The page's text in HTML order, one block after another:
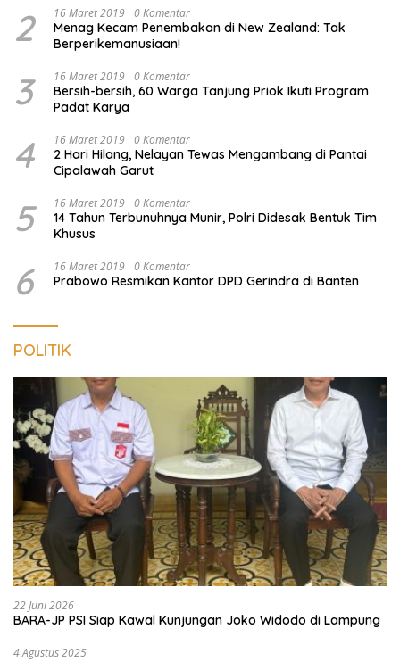
2 16 Maret 2019 0 Komentar
Menag Kecam Penembakan di New Zealand: Tak
Berperikemanusiaan!
3 16 Maret 2019 0 Komentar
Bersih-bersih, 60 Warga Tanjung Priok Ikuti Program
Padat Karya
4 16 Maret 2019 0 Komentar
2 Hari Hilang, Nelayan Tewas Mengambang di Pantai
Cipalawah Garut
5 16 Maret 2019 0 Komentar
14 Tahun Terbunuhnya Munir, Polri Didesak Bentuk Tim
Khusus
6 16 Maret 2019 0 Komentar
Prabowo Resmikan Kantor DPD Gerindra di Banten
POLITIK
22 Juni 2026
BARA-JP PSI Siap Kawal Kunjungan Joko Widodo di Lampung
4 Agustus 2025